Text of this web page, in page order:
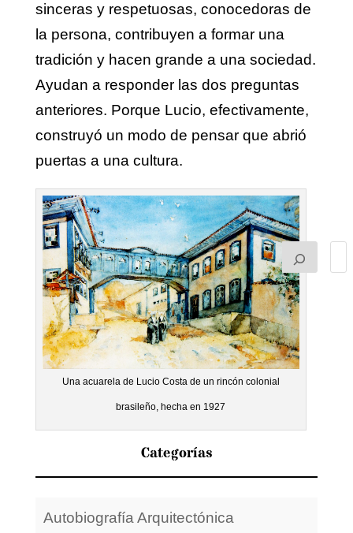
sinceras y respetuosas, conocedoras de
la persona, contribuyen a formar una
tradición y hacen grande a una sociedad.
Ayudan a responder las dos preguntas
anteriores. Porque Lucio, efectivamente,
construyó un modo de pensar que abrió
puertas a una cultura.
Una acuarela de Lucio Costa de un rincón colonial
brasileño, hecha en 1927
Categorías
Autobiografía Arquitectónica